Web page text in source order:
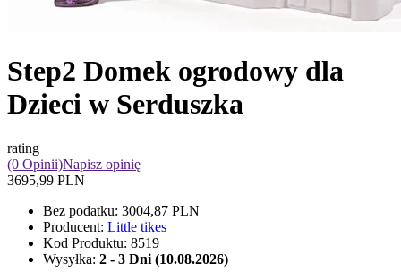
Step2 Domek ogrodowy dla
Dzieci w Serduszka
rating
(0 Opinii)Napisz opinię
3695,99 PLN
Bez podatku: 3004,87 PLN
Producent: Little tikes
Kod Produktu: 8519
Wysyłka: 2 - 3 Dni (10.08.2026)